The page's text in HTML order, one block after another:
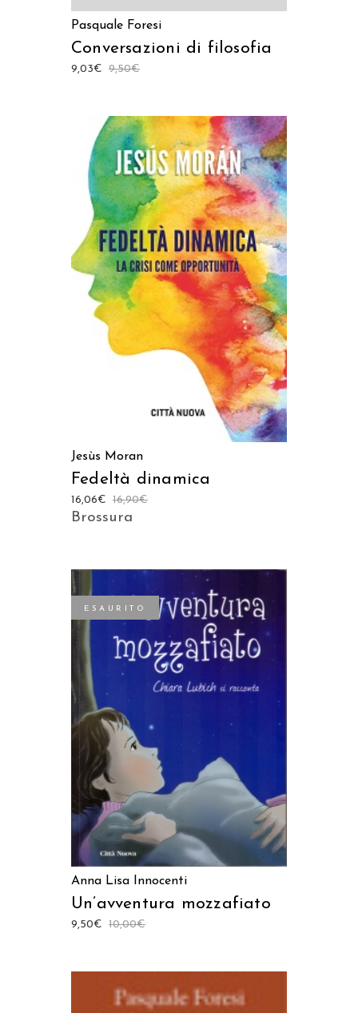
Pasquale Foresi
Conversazioni di filosofia
9,50€
9,03€
AGGIUNGI AL CARRELLO
Jesùs Moran
Fedeltà dinamica
16,90€
16,06€
Brossura
ESAURITO
Anna Lisa Innocenti
Un’avventura mozzafiato
10,00€
9,50€